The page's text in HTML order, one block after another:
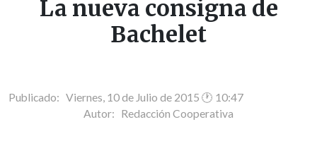
La nueva consigna de
Bachelet
Publicado: Viernes, 10 de Julio de 2015 🕐 10:47
Autor: Redacción Cooperativa